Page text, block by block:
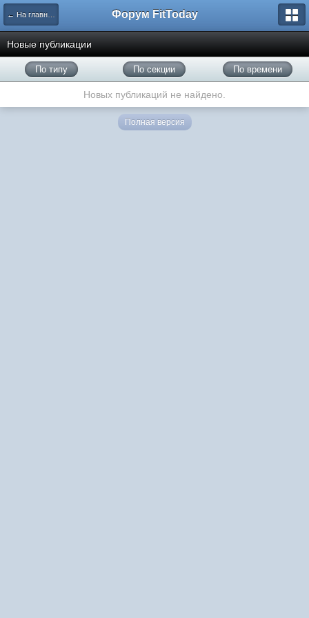
← На главную Форум FitToday
Новые публикации
По типу По секции По времени
Новых публикаций не найдено.
Полная версия